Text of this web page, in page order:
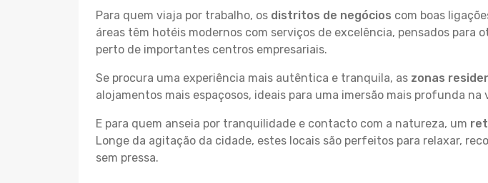
Para quem viaja por trabalho, os distritos de negócios com boas
áreas têm hotéis modernos com serviços de excelência, pensados
perto de importantes centros empresariais.
Se procura uma experiência mais autêntica e tranquila, as zonas
alojamentos mais espaçosos, ideais para uma imersão mais profunda na
E para quem anseia por tranquilidade e contacto com a natureza, um
Longe da agitação da cidade, estes locais são perfeitos para relaxar,
sem pressa.